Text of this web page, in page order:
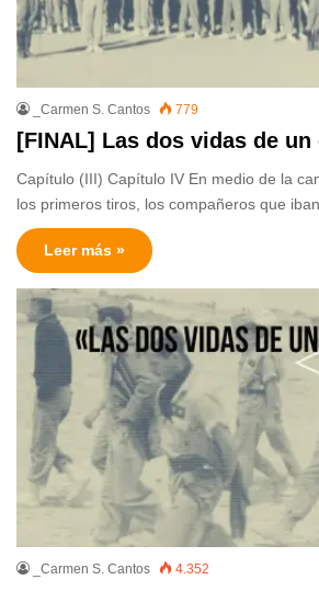
_Carmen S. Cantos 779
[FINAL] Las dos vidas de
Capítulo (III) Capítulo IV En medio de la
los primeros tiros, los compañeros que
Leer más »
_Carmen S. Cantos 4.352